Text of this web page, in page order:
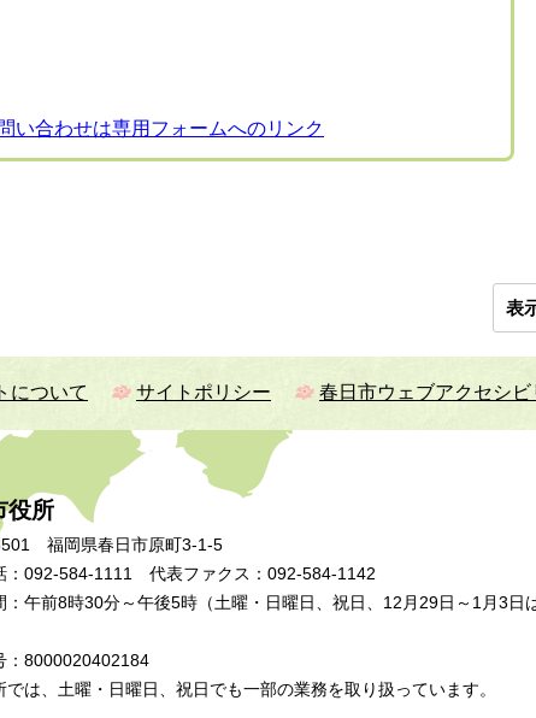
合わせは専用フォームへのリンク
表
について サイトポリシー 春日市ウェブアクセシ
役所
福岡県春日市原町3-1-5
：092-584-1111 代表ファクス：092-584-1142
：午前8時30分～午後5時（土曜・日曜日、祝日、12月29日～1月3日
：8000020402184
では、土曜・日曜日、祝日でも一部の業務を取り扱っています。